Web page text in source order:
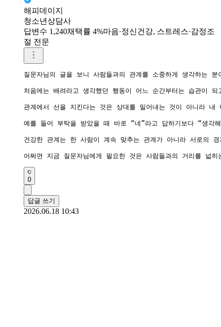
해피데이지
청소년상담사
답변수 1,240채택률 4%마음·정신건강, 스트레스·감정조
절 전문
질문자님의 글을 보니 사람들과의 관계를 소중하게 생각하는
처음에는 배려라고 생각했던 행동이 어느 순간부터는 습관이
관계에서 선을 지킨다는 것은 상대를 밀어내는 것이 아니라
예를 들어 부탁을 받았을 때 바로 “네”라고 답하기보다 “생각
건강한 관계는 한 사람이 계속 맞추는 관계가 아니라 서로의
어쩌면 지금 질문자님에게 필요한 것은 사람들과의 거리를 넓
0
답글 쓰기
2026.06.18 10:43